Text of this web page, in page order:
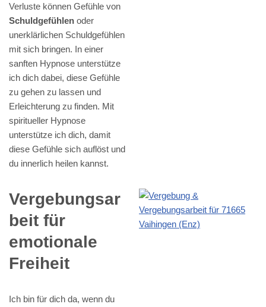
Verluste können Gefühle von
Schuldgefühlen oder
unerklärlichen Schuldgefühlen
mit sich bringen. In einer
sanften Hypnose unterstütze
ich dich dabei, diese Gefühle
zu gehen zu lassen und
Erleichterung zu finden. Mit
spiritueller Hypnose
unterstütze ich dich, damit
diese Gefühle sich auflöst und
du innerlich heilen kannst.
Vergebungsar
beit für
emotionale
Freiheit
Ich bin für dich da, wenn du